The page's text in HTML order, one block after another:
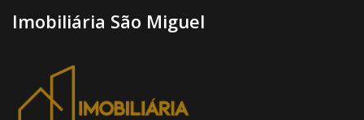
Imobiliária São Miguel